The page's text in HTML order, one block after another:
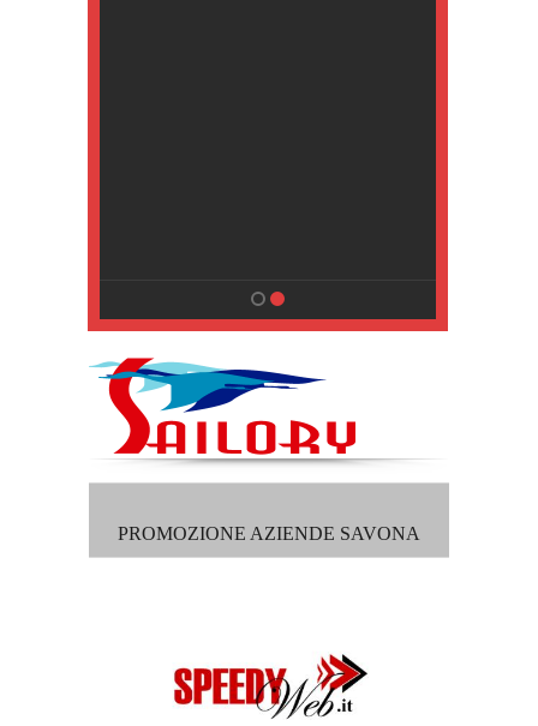
PROMOZIONE AZIENDE SAVONA